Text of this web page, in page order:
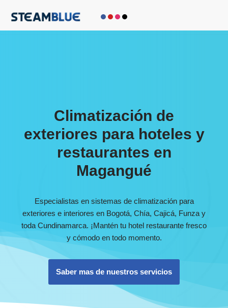
Climatización de
exteriores para hoteles y
restaurantes en
Magangué
Especialistas en sistemas de climatización para
exteriores e interiores en Bogotá, Chía, Cajicá, Funza y
toda Cundinamarca. ¡Mantén tu hotel restaurante fresco
y cómodo en todo momento.
Saber mas de nuestros servicios